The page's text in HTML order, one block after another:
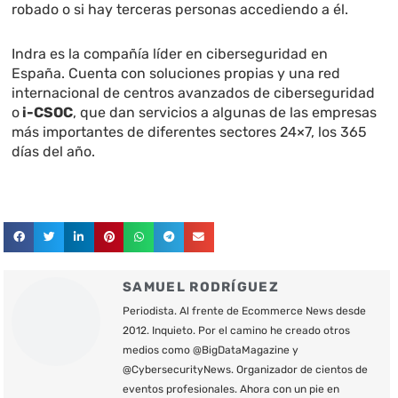
robado o si hay terceras personas accediendo a él.
Indra es la compañía líder en ciberseguridad en
España. Cuenta con soluciones propias y una red
internacional de centros avanzados de ciberseguridad
o i-CSOC, que dan servicios a algunas de las empresas
más importantes de diferentes sectores 24×7, los 365
días del año.
SAMUEL RODRÍGUEZ
Periodista. Al frente de Ecommerce News desde
2012. Inquieto. Por el camino he creado otros
medios como @BigDataMagazine y
@CybersecurityNews. Organizador de cientos de
eventos profesionales. Ahora con un pie en